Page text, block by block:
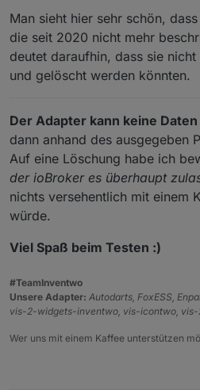
Man sieht hier sehr schön,
die seit 2020 nicht mehr
deutet daraufhin, dass sie
und gelöscht werden könnten.
Der Adapter kann keine
dann anhand des ausgegeben
Auf eine Löschung habe ich
der ioBroker es überhaupt
nichts versehentlich mit einem
würde.
Viel Spaß beim Testen :)
#TeamInventwo
Unsere Adapter: Autodarts, FoxESS,
vis-2-widgets-inventwo, vis-icontwo,
Wer uns mit einem Kaffee unterstützen